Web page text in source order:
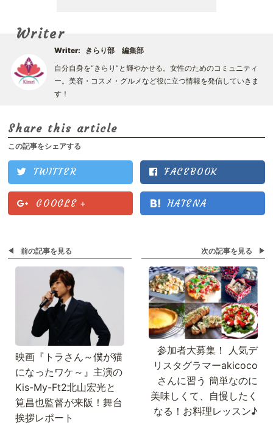
Writer
Writer:
きらり部 編集部
自分自身を“きらり”と輝やかせる。女性のためのコミュニティ
ー。美容・コスメ・グルメなど役に立つ情報を発信していきま
す！
Share this article
この記事をシェアする
TWITTER FACEBOOK
GOOGLE + HATENA
前の記事を見る
映画『トラさん～僕が猫
になったワケ～』主演の
Kis-My-Ft2北山宏光と
筧昌也監督が来阪！舞台
挨拶レポート
次の記事を見る
参加者大募集！ 人気デ
リスタグラマーakicoco
さんに習う 簡単なのに
美味しくて、自慢したく
なる！お料理レッスン♪